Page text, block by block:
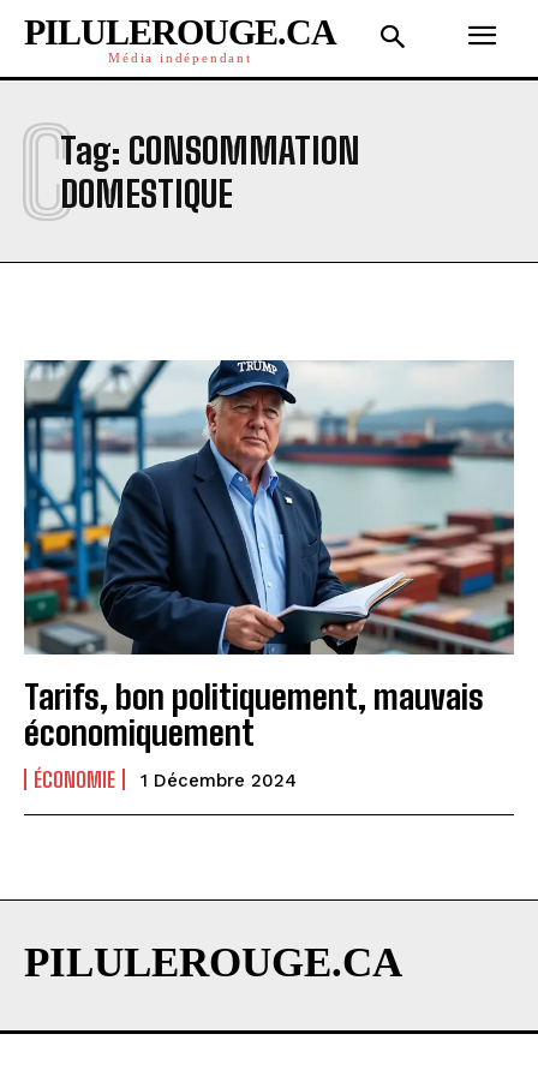
PILULEROUGE.CA
Média indépendant
Tag: CONSOMMATION
DOMESTIQUE
C
Tarifs, bon politiquement, mauvais
économiquement
ÉCONOMIE 1 Décembre 2024
PILULEROUGE.CA